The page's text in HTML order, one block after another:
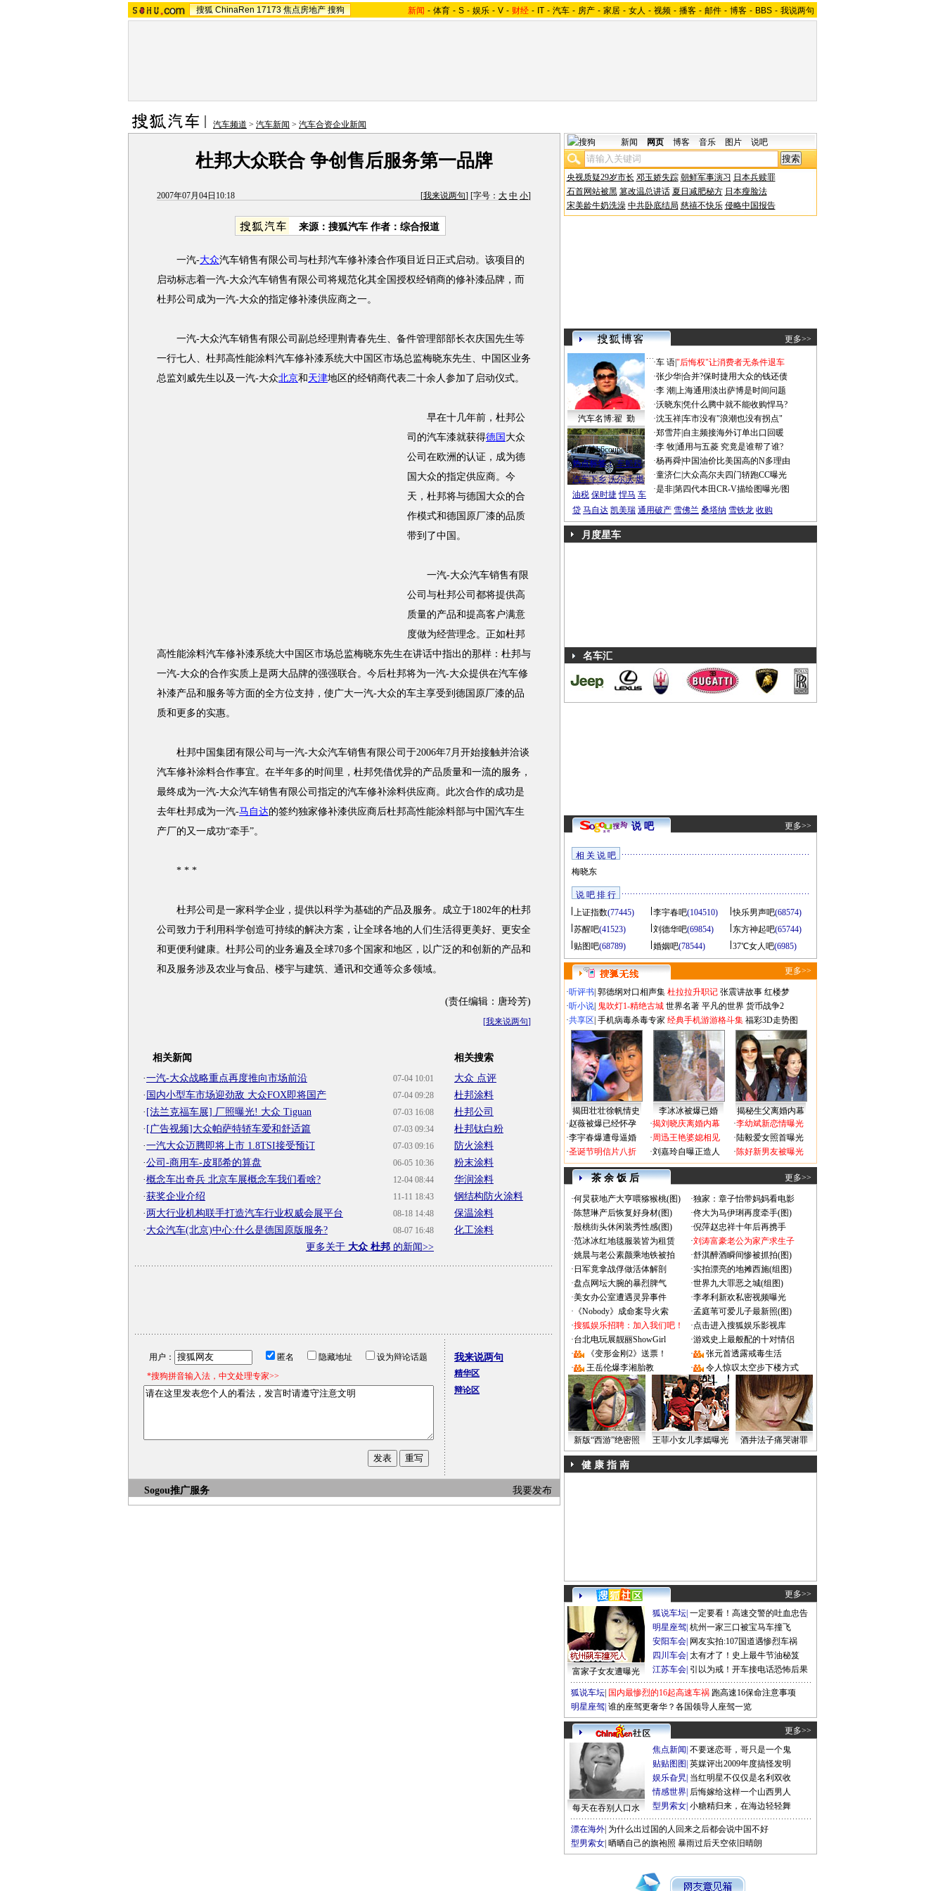
搜狐 ChinaRen 17173 焦点房地产 搜狗 新闻 - 体育 - S - 娱乐 - V - 财经 - IT - 汽车 - 房产 - 家居 - 女人 - 视频 - 播客 - 邮件 - 博客 - BBS - 我说两句
汽车频道 > 汽车新闻 > 汽车合资企业新闻
杜邦大众联合 争创售后服务第一品牌
2007年07月04日10:18 [我来说两句] [字号： 大 中 小]
来源：搜狐汽车 作者：综合报道
一汽-大众汽车销售有限公司与杜邦汽车修补漆合作项目近日正式启动。该项目的
启动标志着一汽-大众汽车销售有限公司将规范化其全国授权经销商的修补漆品牌，而
杜邦公司成为一汽-大众的指定修补漆供应商之一。
一汽-大众汽车销售有限公司副总经理荆青春先生、备件管理部部长衣庆国先生等
一行七人、杜邦高性能涂料汽车修补漆系统大中国区市场总监梅晓东先生、中国区业务
总监刘威先生以及一汽-大众北京和 天津地区的经销商代表二十余人参加了启动仪式。
早在十几年前，杜邦公
司的汽车漆就获得德国 大众
公司在欧洲的认证，成为德
国大众的指定供应商。今
天，杜邦将与德国大众的合
作模式和德国原厂漆的品质
带到了中国。
一汽-大众汽车销售有限
公司与杜邦公司都将提供高
质量的产品和提高客户满意
度做为经营理念。正如杜邦
高性能涂料汽车修补漆系统大中国区市场总监梅晓东先生在讲话中指出的那样：杜邦与
一汽-大众的合作实质上是两大品牌的强强联合。今后杜邦将为一汽-大众提供在汽车修
补漆产品和服务等方面的全方位支持，使广大一汽-大众的车主享受到德国原厂漆的品
质和更多的实惠。
杜邦中国集团有限公司与一汽-大众汽车销售有限公司于2006年7月开始接触并洽谈
汽车修补涂料合作事宜。在半年多的时间里，杜邦凭借优异的产品质量和一流的服务，
最终成为一汽-大众汽车销售有限公司指定的汽车修补涂料供应商。此次合作的成功是
去年杜邦成为一汽-马自达的签约独家修补漆供应商后杜邦高性能涂料部与中国汽车生
产厂的又一成功“牵手”。
* * *
杜邦公司是一家科学企业，提供以科学为基础的产品及服务。成立于1802年的杜邦
公司致力于利用科学创造可持续的解决方案，让全球各地的人们生活得更美好、更安全
和更便利健康。杜邦公司的业务遍及全球70多个国家和地区，以广泛的和创新的产品和
和及服务涉及农业与食品、楼宇与建筑、通讯和交通等众多领域。
(责任编辑：唐玲芳)
[我来说两句]
相关新闻
07-04 10:01
·一汽-大众战略重点再度推向市场前沿
07-04 09:28
· 国内小型车市场迎劲敌 大众FOX即将国产
07-03 16:08
· [法兰克福车展] 厂照曝光! 大众 Tiguan
07-03 09:34
· [广告视频]大众帕萨特轿车爱和舒适篇
07-03 09:16
·一汽大众迈腾即将上市 1.8TSI接受预订
06-05 10:36
·公司-商用车-皮耶希的算盘
12-04 08:44
·概念车出奇兵 北京车展概念车我们看啥?
11-11 18:43
·获奖企业介绍
08-18 14:48
· 两大行业机构联手打造汽车行业权威会展平台
08-07 16:48
· 大众汽车(北京)中心:什么是德国原版服务?
更多关于 大众 杜邦 的新闻>>
相关搜索
大众 点评
杜邦涂料
杜邦公司
杜邦钛白粉
防火涂料
粉末涂料
华润涂料
钢结构防火涂料
保温涂料
化工涂料
用户： 匿名 隐藏地址
设为辩论话题
*搜狗拼音输入法，中文处理专家>>
我来说两句
精华区
辩论区
我要发布
Sogou推广服务
新闻 网页 博客 音乐 图片 说吧
央视质疑29岁市长 邓玉娇失踪 朝鲜军事演习 日本兵赎罪
石首网站被黑 篡改温总讲话 夏日减肥秘方 日本瘦脸法
宋美龄牛奶洗澡 中共卧底结局 慈禧不快乐 侵略中国报告
更多>>
汽车名博:翟 勤
帕萨特b6coupe谍照
·车 语|"后悔权"让消费者无条件退车
·张少华|合并?保时捷用大众的钱还债
·李 潮 上海通用淡出萨博是时间问题
·沃晓东|凭什么腾中就不能收购悍马?
·沈玉祥|车市没有"浪潮也没有拐点"
·郑雪芹| 自主频接海外订单出口回暖
·李 牧|通用与五菱 究竟是谁帮了谁?
·杨再舜|中国油价比美国高的N多理由
·童济仁|大众高尔夫四门轿跑CC曝光
·是非|第四代本田CR-V描绘图曝光/图
热点标签： 车船税
汽车下乡 沃尔沃 燃
油税 保时捷 悍马 车
贷 马自达 凯美瑞 通用破产 雪佛兰 桑塔纳 雪铁龙 收购
月度星车
名车汇
说 吧 更多>>
相 关 说 吧
梅晓东
说 吧 排 行
上证指数(77445) 李宇春吧(104510) 快乐男声吧(68574)
苏醒吧(41523) 刘德华吧(69854) 东方神起吧(65744)
贴图吧(68789) 婚姻吧(78544) 37℃女人吧(6985)
更多>>
·听评书 郭德纲对口相声集 杜拉拉升职记 张震讲故事 红楼梦
·听小说 鬼吹灯1-精绝古城 世界名著 平凡的世界 货币战争2
·共享区 手机病毒杀毒专家 经典手机游游格斗集 福彩3D走势图
揭田壮壮徐帆情史 李冰冰被爆已婚
揭秘生父离婚内幕
·赵薇被爆已经怀孕
·李宇春爆遭母逼婚
·圣诞节明信片八折
·揭刘晓庆离婚内幕
·周迅王艳婆媳相见
·刘嘉玲自曝正造人
·李幼斌新恋情曝光
·陆毅爱女照首曝光
·陈好新男友被曝光
茶 余 饭 后 更多>>
·何炅获地产大亨喂猕猴桃(图) ·独家：章子怡带妈妈看电影
·陈慧琳产后恢复好身材(图) ·佟大为马伊琍再度牵手(图)
·殷桃街头休闲装秀性感(图) ·倪萍赵忠祥十年后再携手
·范冰冰红地毯服装皆为租赁 ·刘涛富豪老公为家产求生子
·姚晨与老公素颜乘地铁被拍 ·舒淇醉酒瞬间惨被抓拍(图)
· 日军竟拿战俘做活体解剖 ·实拍漂亮的地摊西施(组图)
·盘点网坛大腕的暴烈脾气 ·世界九大罪恶之城(组图)
·美女办公室遭遇灵异事件 ·李孝利新欢私密视频曝光
· 《Nobody》成命案导火索 ·孟庭苇可爱儿子最新照(图)
·搜狐娱乐招聘：加入我们吧！ ·点击进入搜狐娱乐影视库
·台北电玩展靓丽ShowGirl ·游戏史上最般配的十对情侣
·
《变形金刚2》送票！ ·
张元首透露戒毒生活
·
王岳伦爆李湘胎教 · 令人惊叹太空步下楼方式
新版“西游”绝密照 王菲小女儿李嫣曝光 酒井法子痛哭谢罪
健 康 指 南
更多>>
富家子女友遭曝光
狐说车坛 一定要看！高速交警的吐血忠告
明星座驾 杭州一家三口被宝马车撞飞
安阳车会 网友实拍:107国道遇惨烈车祸
四川车会 太有才了！史上最牛节油秘笈
江苏车会 引以为戒！开车接电话恐怖后果
狐说车坛 国内最惨烈的16起高速车祸 跑高速16保命注意事项
明星座驾 谁的座驾更奢华？各国领导人座驾一览
更多>>
每天在吞别人口水
焦点新闻 不要迷恋哥，哥只是一个鬼
贴贴图图 英媒评出2009年度搞怪发明
娱乐旮旯 当红明星不仅仅是名利双收
情感世界 后悔嫁给这样一个山西男人
型男索女 小糖精归来，在海边轻轻舞
漂在海外 为什么出过国的人回来之后都会说中国不好
型男索女 晒晒自己的旗袍照 暴雨过后天空依旧晴朗